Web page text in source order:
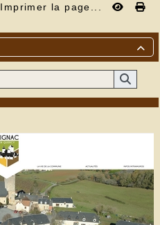
Imprimer la page...
